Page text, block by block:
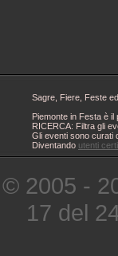
Sagre, Fiere, Feste
Piemonte in Festa è
RICERCA: Filtra gli
Gli eventi sono curati
Diventando utenti
© 2005 -
17 del